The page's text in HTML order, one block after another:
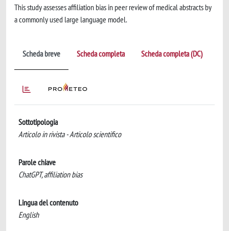
This study assesses affiliation bias in peer review of medical abstracts by
a commonly used large language model.
Scheda breve Scheda completa Scheda completa (DC)
Sottotipologia
Articolo in rivista - Articolo scientifico
Parole chiave
ChatGPT, affiliation bias
Lingua del contenuto
English